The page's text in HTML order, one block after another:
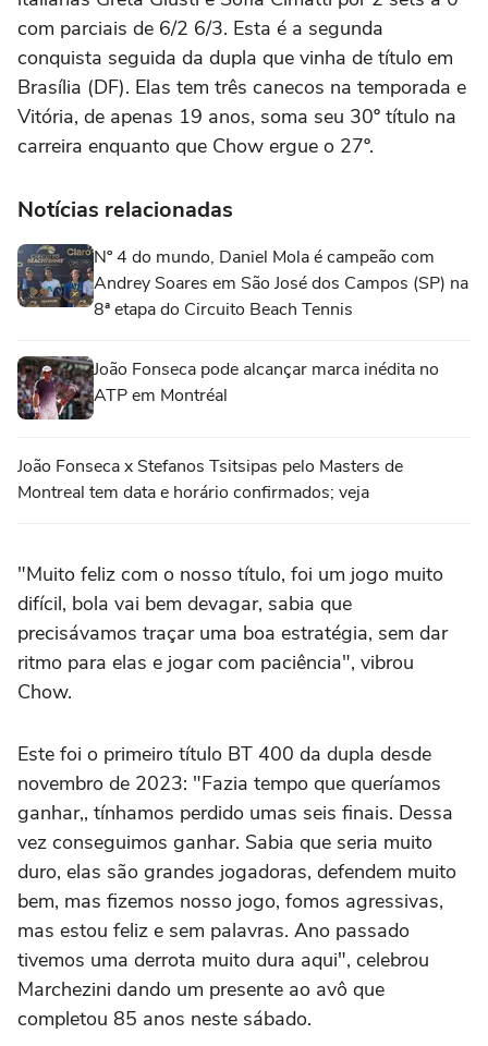
com parciais de 6/2 6/3. Esta é a segunda
conquista seguida da dupla que vinha de título em
Brasília (DF). Elas tem três canecos na temporada e
Vitória, de apenas 19 anos, soma seu 30º título na
carreira enquanto que Chow ergue o 27º.
Notícias relacionadas
Nº 4 do mundo, Daniel Mola é campeão com
Andrey Soares em São José dos Campos (SP) na
8ª etapa do Circuito Beach Tennis
João Fonseca pode alcançar marca inédita no
ATP em Montréal
João Fonseca x Stefanos Tsitsipas pelo Masters de
Montreal tem data e horário confirmados; veja
"Muito feliz com o nosso título, foi um jogo muito
difícil, bola vai bem devagar, sabia que
precisávamos traçar uma boa estratégia, sem dar
ritmo para elas e jogar com paciência", vibrou
Chow.
Este foi o primeiro título BT 400 da dupla desde
novembro de 2023: "Fazia tempo que queríamos
ganhar,, tínhamos perdido umas seis finais. Dessa
vez conseguimos ganhar. Sabia que seria muito
duro, elas são grandes jogadoras, defendem muito
bem, mas fizemos nosso jogo, fomos agressivas,
mas estou feliz e sem palavras. Ano passado
tivemos uma derrota muito dura aqui", celebrou
Marchezini dando um presente ao avô que
completou 85 anos neste sábado.